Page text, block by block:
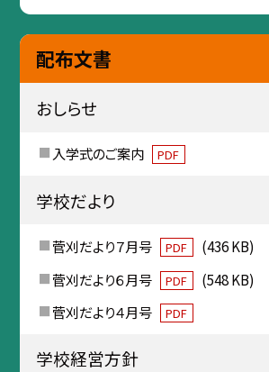
配布文書
おしらせ
入学式のご案内 PDF
学校だより
菅刈だより７月号 PDF
(436 KB)
菅刈だより６月号
PDF
(548 KB)
菅刈だより４月号
PDF
学校経営方針